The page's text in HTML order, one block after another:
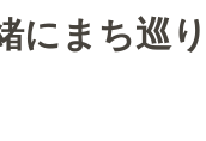
にまち巡